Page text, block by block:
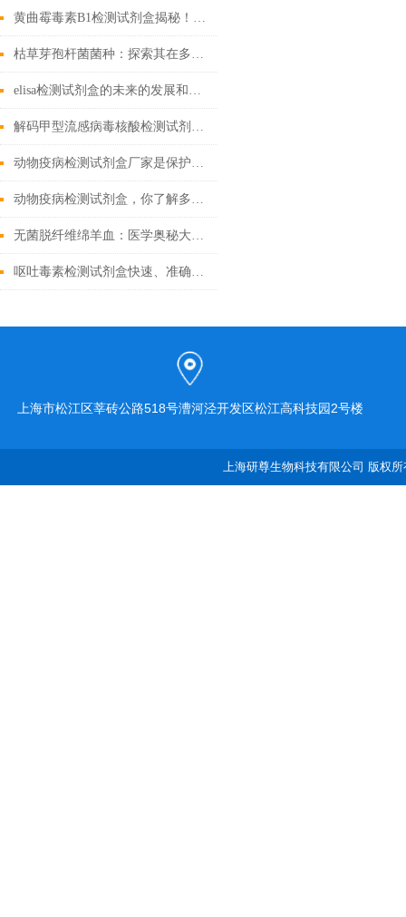
黄曲霉毒素B1检测试剂盒揭秘！精准锁定隐患
枯草芽孢杆菌菌种：探索其在多个领域中的实际应用
elisa检测试剂盒的未来的发展和优点分享
解码甲型流感病毒核酸检测试剂盒奥秘，精准锁定病毒
动物疫病检测试剂盒厂家是保护动物健康的重要环节
动物疫病检测试剂盒，你了解多少？
无菌脱纤维绵羊血：医学奥秘大揭秘！
呕吐毒素检测试剂盒快速、准确检测粮食中的有害物质
上海市松江区莘砖公路518号漕河泾开发区松江高科技园2号楼
上海研尊生物科技有限公司 版权